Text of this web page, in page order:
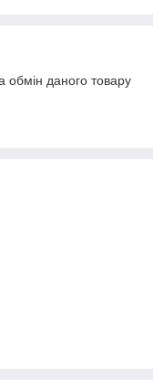
даного товару